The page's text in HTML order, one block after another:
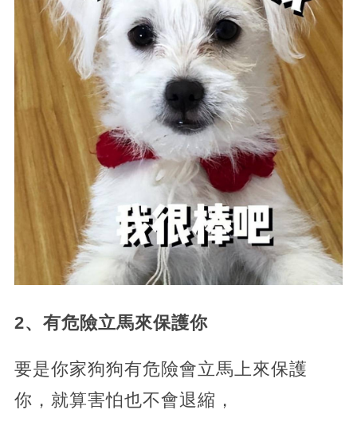
2、有危險立馬來保護你
要是你家狗狗有危險會立馬上來保護
你，就算害怕也不會退縮，